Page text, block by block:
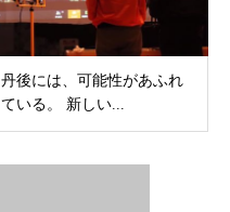
丹後には、可能性があふれ
ている。 新しい...